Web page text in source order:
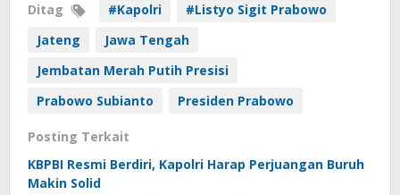
Ditag #Kapolri
#Listyo Sigit Prabowo
Jateng
Jawa Tengah
Jembatan Merah Putih Presisi
Prabowo Subianto
Presiden Prabowo
Posting Terkait
KBPBI Resmi Berdiri, Kapolri Harap Perjuangan Buruh
Makin Solid